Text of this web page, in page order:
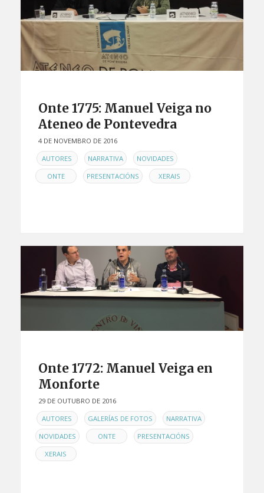
Onte 1775: Manuel Veiga no
Ateneo de Pontevedra
4 DE NOVEMBRO DE 2016
ENAUTORES , NARRATIVA , NOVIDADES ,
ONTE , PRESENTACIÓNS , XERAIS
Onte 1772: Manuel Veiga en
Monforte
29 DE OUTUBRO DE 2016
EN AUTORES , GALERÍAS DE FOTOS , NARRATIVA ,
NOVIDADES , ONTE , PRESENTACIÓNS ,
XERAIS